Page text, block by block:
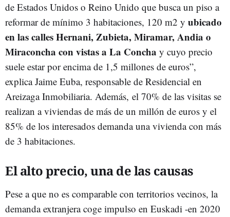
de Estados Unidos o Reino Unido que busca un piso a
reformar de mínimo 3 habitaciones, 120 m2 y ubicado
en las calles Hernani, Zubieta, Miramar, Andia o
Miraconcha con vistas a La Concha y cuyo precio
suele estar por encima de 1,5 millones de euros”,
explica Jaime Euba, responsable de Residencial en
Areizaga Inmobiliaria. Además, el 70% de las visitas se
realizan a viviendas de más de un millón de euros y el
85% de los interesados demanda una vivienda con más
de 3 habitaciones.
El alto precio, una de las causas
Pese a que no es comparable con territorios vecinos, la
demanda extranjera coge impulso en Euskadi -en 2020